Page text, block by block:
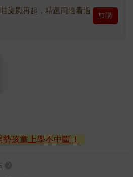
旋風再起，精選周邊看過
加購
孩童上學不中斷！